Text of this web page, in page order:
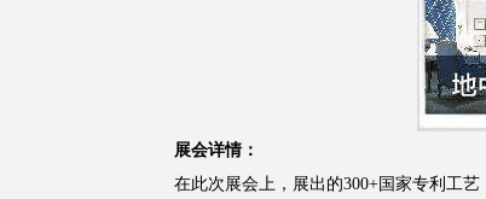
展会详情：
在此次展会上，展出的300+国家专利工艺